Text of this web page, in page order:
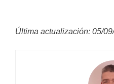
Última actualización: 05/